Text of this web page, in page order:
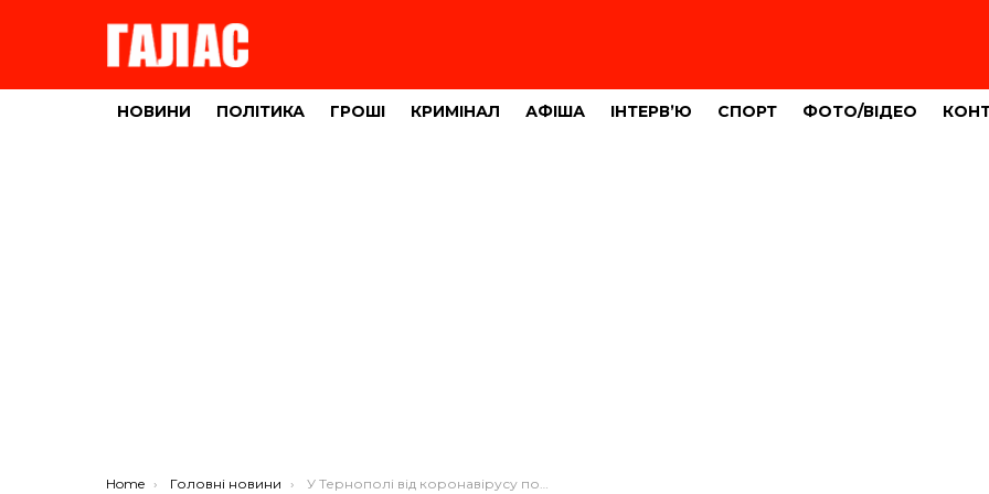
НОВИНИ ПОЛІТИКА ГРОШІ КРИМІНАЛ АФІША ІНТЕРВ’Ю СПОРТ ФОТО/ВІДЕО
You are here:
Home Головні новини У Тернополі від коронавірусу померла 61-річна жінка